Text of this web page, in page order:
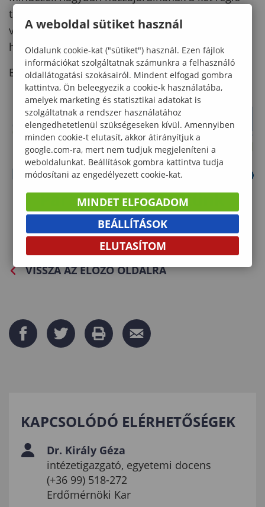
turisztikai potenciáljának növekedéséhez,
valamint a kertek ismertebbé tételében a
határmenti régiókban.
Bővebb információ: http://treejoy.uni-sopron.hu
VISSZA AZ ELŐZŐ OLDALRA
KAPCSOLÓDÓ ELÉRHETŐSÉGEK
Dr. Király Géza
intézetigazgató, egyetemi docens
(+36 99) 518-272
Erdőmérnöki Kar
A weboldal sütiket használ
Oldalunk cookie-kat ("sütiket") használ. Ezen fájlok
információkat szolgáltatnak számunkra a felhasználó
oldallátogatási szokásairól. Mindent elfogad gombra
kattintva, Ön beleegyezik a cookie-k használatába,
amelyek marketing és statisztikai adatokat is
szolgáltatnak a rendszer használatához
elengedhetetlenül szükségeseken kívül. Amennyiben
minden cookie-t elutasít, akkor átirányítjuk a
google.com-ra, mert nem tudjuk megjeleníteni a
weboldalunkat. Beállítások gombra kattintva tudja
módosítani az engedélyezett cookie-kat.
MINDET ELFOGADOM
BEÁLLÍTÁSOK
ELUTASÍTOM